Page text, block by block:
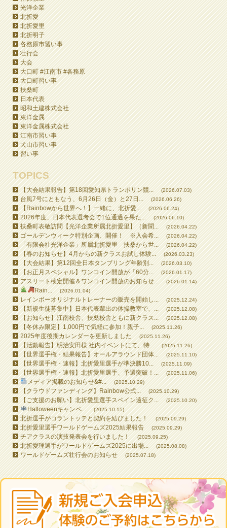
光洋企業
北折愛
北折愛里
北折明子
各務原市習い事
壮行会
大会
大口町 #江南市 #各務原
大口町習い事
扶桑町
日本代表
昭和土建株式会社
東洋金属
東洋金属株式会社
江南市習い事
犬山市習い事
習い事
TOPICS
【大会結果報告】第18回愛知県トランポリン競... (2026.07.03)
台風7号にともなう、6月26日（金）と27日... (2026.06.26)
【Rainbowから世界へ！】一緒に、北折愛... (2026.06.24)
2026年度、日本代表選考会で1位通過を果た... (2026.06.10)
扶桑町表敬訪問【光洋企業所属北折愛里】（新聞... (2026.04.22)
ゴールデンウィーク特別企画、開催！ ※入会希... (2026.04.22)
「有限会社光洋企業」所属北折愛里 扶桑から世... (2026.04.22)
【春のお知らせ】4月からの新クラスお試し体験... (2026.03.23)
【大会結果】第12回全日本タンブリング年齢別... (2026.03.10)
【お正月スペシャル】ワンコイン開放が「60分... (2026.01.17)
アスリート検定開催＆ワンコイン開放のお知らせ... (2026.01.14)
Rain... (2026.01.04)
レインボーオリジナルトレーナーの販売を開始し... (2025.12.24)
【新規生徒募集中】日本代表輩出の体操教室で、... (2025.12.08)
【お知らせ】江南校舎、扶桑校舎ともに新クラス... (2025.12.08)
【冬休み限定】1,000円で気軽に参加！親子... (2025.11.26)
2025年度後期カレンダーを更新しました (2025.11.26)
【活動報告】明治安田様 社内イベントにて、特... (2025.11.26)
【世界選手権・結果報告】オールアラウンド団体... (2025.11.10)
【世界選手権・速報】北折愛里選手が準決勝10... (2025.11.09)
【世界選手権・速報】北折愛里選手、予選突破！... (2025.11.06)
メディア掲載のお知らせ&#... (2025.10.29)
【クラウドファンディング】Rainbow公式... (2025.10.29)
【ご支援のお願い】北折愛里選手スペイン遠征ク... (2025.10.20)
Halloweenキャンペ... (2025.10.15)
北折選手がコラントッテと契約を結びました！ (2025.09.29)
北折愛里選手ワールドゲームズ2025結果報告 (2025.09.29)
チアクラスの演技発表会を行いました！ (2025.09.25)
北折愛理選手がワールドゲームズ2025に出場... (2025.08.08)
ワールドゲームズ壮行会のお知らせ (2025.07.18)
All contents © 2026 RAINBOW GYMNASTICS SCHOOL All Rights Reserved.